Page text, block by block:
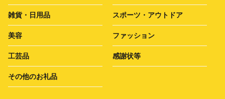
雑貨・日用品 スポーツ・アウトドア
美容 ファッション
工芸品 感謝状等
その他のお礼品